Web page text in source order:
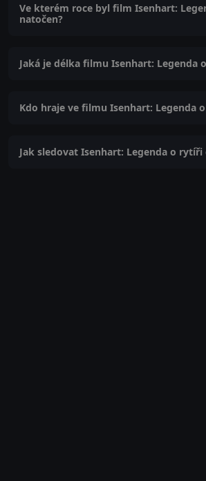
Ve kterém roce byl film Isenhart:
natočen?
Jaká je délka filmu Isenhart: Legenda
Kdo hraje ve filmu Isenhart: Legenda
Jak sledovat Isenhart: Legenda o rytíři